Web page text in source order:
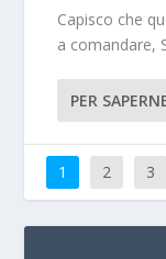
Capisco che
a comandare,
PER
1 2 3